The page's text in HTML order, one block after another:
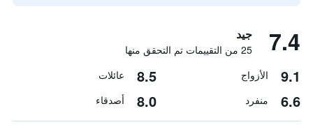
7.4 جيد
25 من التقييمات تم التحقق منها
9.1 الأزواج 8.5 عائلات
6.6 منفرد 8.0 أصدقاء